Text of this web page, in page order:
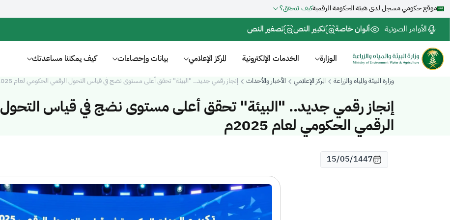
موقع حكومي مسجل لدى هيئة الحكومة الرقميةكيف تتحقق؟
الأوامر الصوتية ألوان خاصة تكبير النص تصغير النص
الوزارة الخدمات الإلكترونية المركز الإعلامي بيانات وإحصاءات كيف يمكننا مساعدتك
وزارة البيئة والمياه والزراعة المركز الإعلامي الأخبار والأحداث إنجاز رقمي جديد.. "البيئة" تحقق أعلى مستوى نضج في قياس التحول الرقمي الحكومي لعام 2025م
إنجاز رقمي جديد.. "البيئة" تحقق أعلى مستوى نضج في قياس التحول
الرقمي الحكومي لعام 2025م
15/05/1447